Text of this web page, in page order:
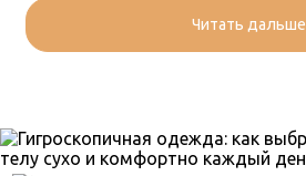
Читать дальше